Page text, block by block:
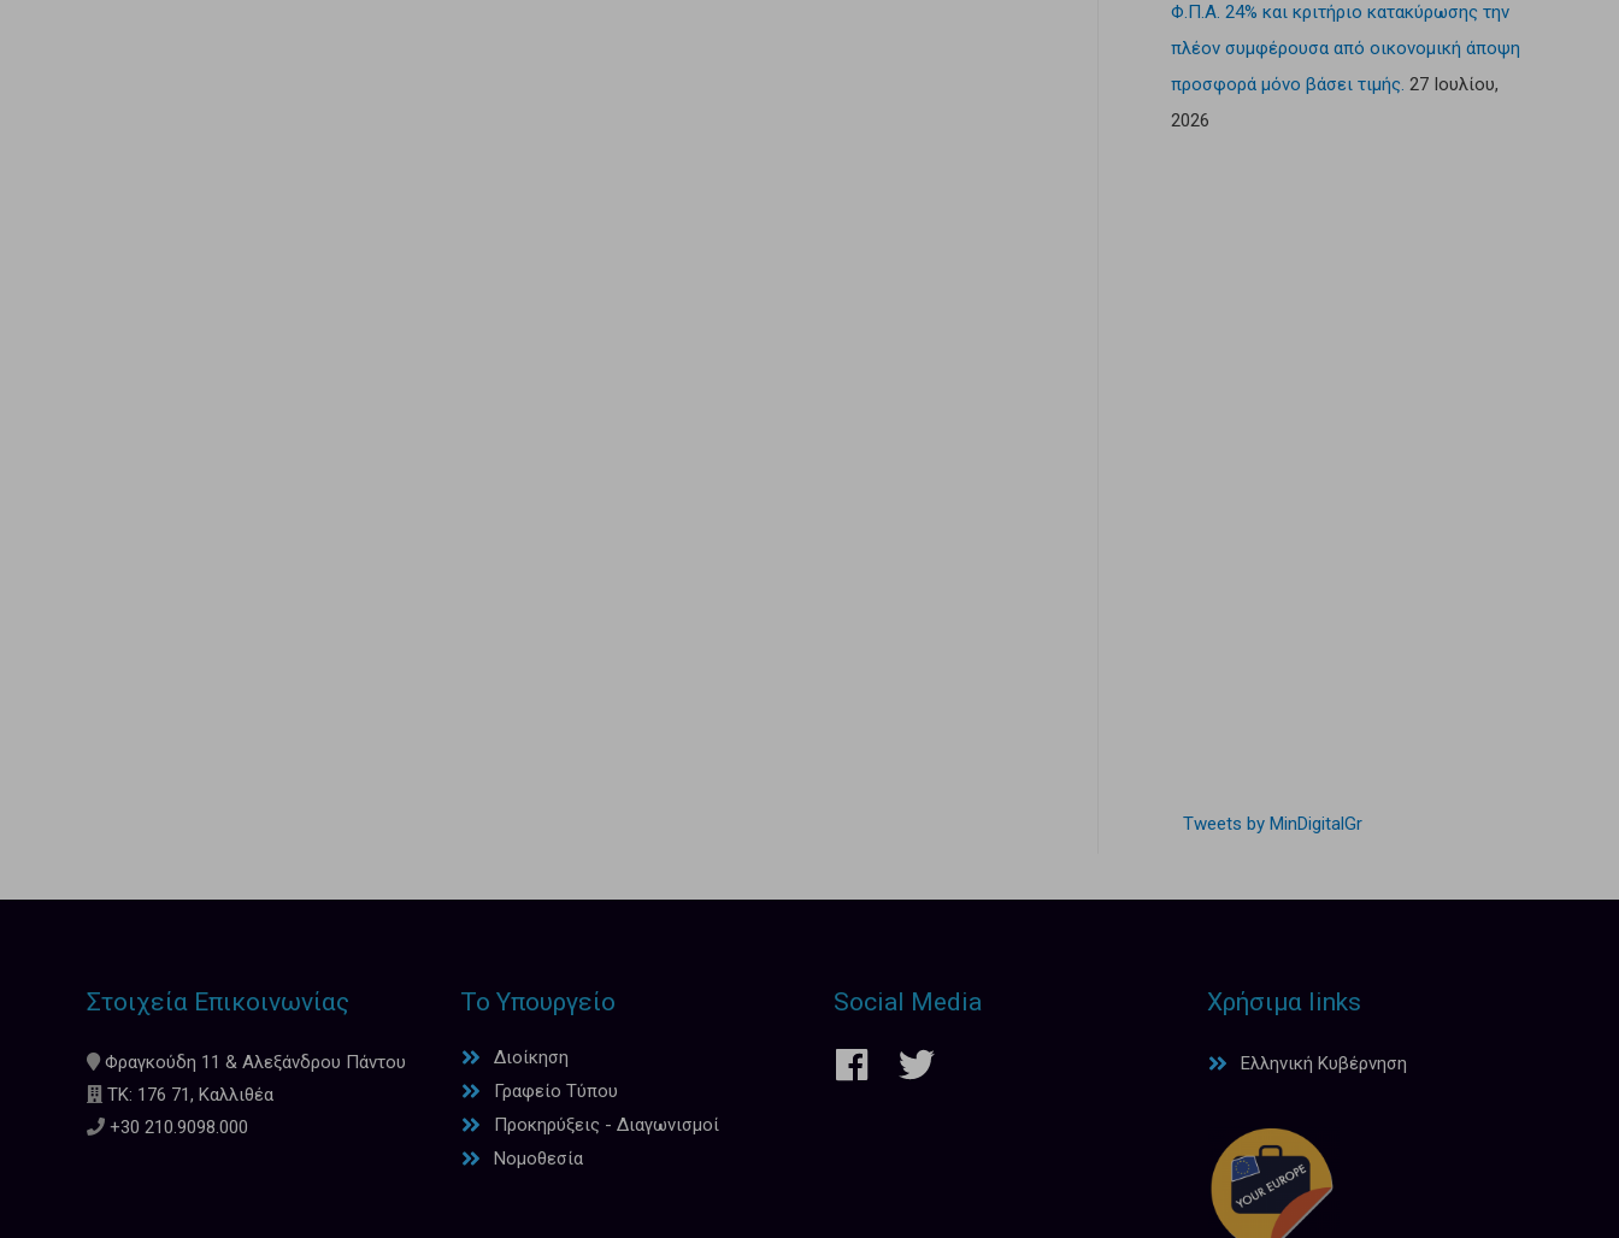
Φ.Π.Α. 24% και κριτήριο κατακύρωσης την
πλέον συμφέρουσα από οικονομική άποψη
προσφορά μόνο βάσει τιμής. 27 Ιουλίου,
2026
Tweets by MinDigitalGr
Στοιχεία Επικοινωνίας
Φραγκούδη 11 & Αλεξάνδρου Πάντου
ΤΚ: 176 71, Καλλιθέα
+30 210.9098.000
Το Υπουργείο
Διοίκηση
Γραφείο Τύπου
Προκηρύξεις - Διαγωνισμοί
Νομοθεσία
Social Media Χρήσιμα links
Ελληνική Κυβέρνηση